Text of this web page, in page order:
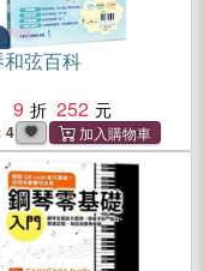
弦百科
9
252
4